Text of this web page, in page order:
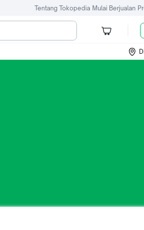
Tentang Tokopedia Mulai Berjualan